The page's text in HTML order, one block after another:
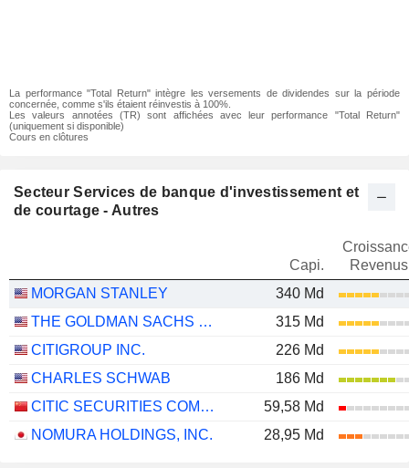
La performance "Total Return" intègre les versements de dividendes sur la période
concernée, comme s'ils étaient réinvestis à 100%.
Les valeurs annotées (TR) sont affichées avec leur performance "Total Return"
(uniquement si disponible)
Cours en clôtures
Secteur Services de banque d'investissement et
de courtage - Autres
Capi.
Revenus
MORGAN STANLEY
340 Md
THE GOLDMAN SACHS GROUP, INC.
315 Md
CITIGROUP INC.
226 Md
CHARLES SCHWAB
186 Md
CITIC SECURITIES COMPANY LIMITED
59,58 Md
NOMURA HOLDINGS, INC.
28,95 Md